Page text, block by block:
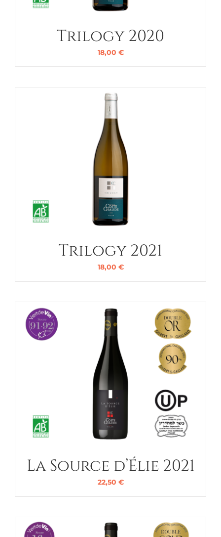
Trilogy 2020
18,00 €
Trilogy 2021
18,00 €
La Source d’Élie 2021
22,50 €